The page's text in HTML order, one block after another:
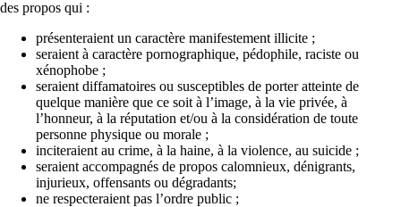
des propos qui :
présenteraient un caractère manifestement illicite ;
seraient à caractère pornographique, pédophile, raciste ou
xénophobe ;
seraient diffamatoires ou susceptibles de porter atteinte de
quelque manière que ce soit à l’image, à la vie privée, à
l’honneur, à la réputation et/ou à la considération de toute
personne physique ou morale ;
inciteraient au crime, à la haine, à la violence, au suicide ;
seraient accompagnés de propos calomnieux, dénigrants,
injurieux, offensants ou dégradants;
ne respecteraient pas l’ordre public ;